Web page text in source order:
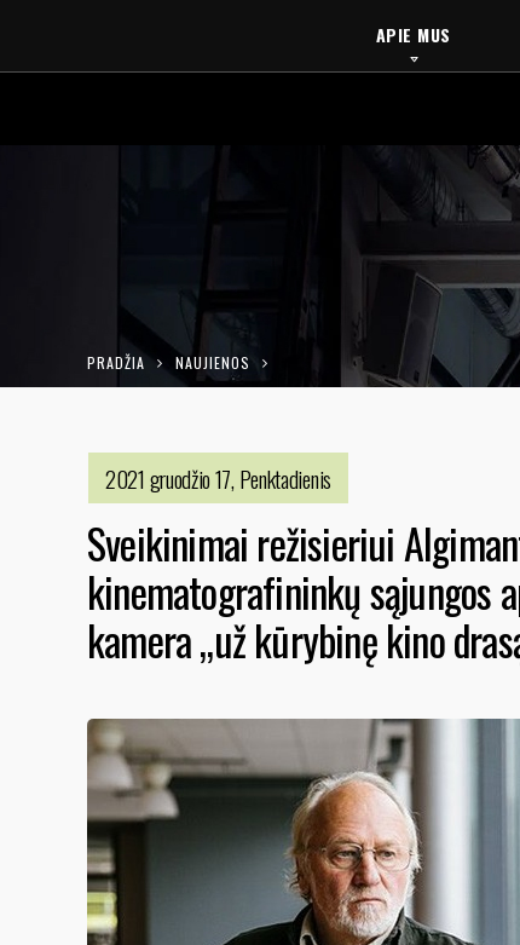
APIE MUS
PRADŽIA NAUJIENOS
SAVIIRONIJĄ FILME „SINEFILIJA“
2021 gruodžio 17, Penktadienis
Sveikinimai režisieriui
kinematografininkų sąjungos
kamera „už kūrybinę kino